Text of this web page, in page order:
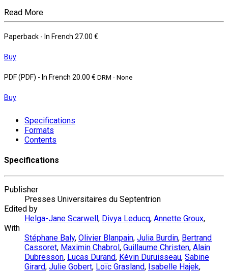
Read More
Paperback - In French 27.00 €
Buy
PDF (PDF) - In French 20.00 € DRM - None
Buy
Specifications
Formats
Contents
Specifications
Publisher
Presses Universitaires du Septentrion
Edited by
Helga-Jane Scarwell , Divya Leducq, Annette Groux,
With
Stéphane Baly, Olivier Blanpain, Julia Burdin, Bertrand
Cassoret, Maximin Chabrol , Guillaume Christen, Alain
Dubresson, Lucas Durand, Kévin Duruisseau, Sabine
Girard, Julie Gobert, Loïc Grasland, Isabelle Hajek,